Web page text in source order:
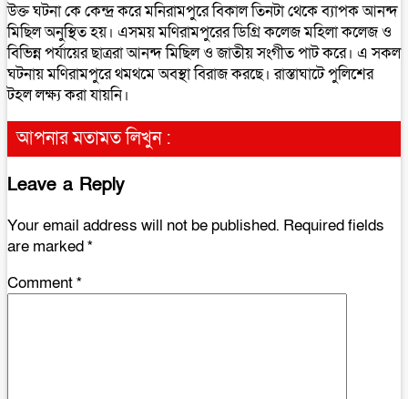
উক্ত ঘটনা কে কেন্দ্র করে মনিরামপুরে বিকাল তিনটা থেকে ব্যাপক আনন্দ
মিছিল অনুস্থিত হয়। এসময় মণিরামপুরের ডিগ্রি কলেজ মহিলা কলেজ ও
বিভিন্ন পর্যায়ের ছাত্ররা আনন্দ মিছিল ও জাতীয় সংগীত পাট করে। এ সকল
ঘটনায় মণিরামপুরে থমথমে অবস্থা বিরাজ করছে। রাস্তাঘাটে পুলিশের
টহল লক্ষ্য করা যায়নি।
আপনার মতামত লিখুন :
Leave a Reply
Your email address will not be published. Required fields
are marked*
Comment*